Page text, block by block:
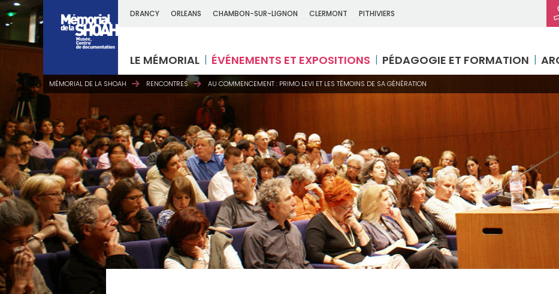
DRANCY ORLEANS CHAMBON-SUR-LIGNON CLERMONT PITHIVIERS
LE MÉMORIAL ÉVÉNEMENTS ET EXPOSITIONS PÉDAGOGIE ET FORMATION
MÉMORIAL DE LA SHOAH RENCONTRES AU COMMENCEMENT : PRIMO LEVI ET LES TÉMOINS DE SA GÉNÉRATION